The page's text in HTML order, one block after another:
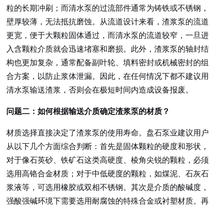
粒的长期冲刷；而清水泵的过流部件通常为铸铁或不锈钢，
壁厚较薄，无法抵抗磨蚀。从流道设计来看，渣浆泵的流道
更宽，便于大颗粒固体通过，而清水泵的流道较窄，一旦进
入含颗粒介质就会迅速堵塞和磨损。此外，渣浆泵的轴封结
构也更加复杂，通常配备副叶轮、填料密封或机械密封的组
合方案，以防止浆体泄漏。因此，在任何情况下都不建议用
清水泵输送渣浆，否则会在极短时间内造成设备报废。
问题二：如何根据输送介质确定渣浆泵的材质？
材质选择直接决定了渣浆泵的使用寿命。盘石泵业建议用户
从以下几个方面综合判断：首先是固体颗粒的硬度和形状，
对于像石英砂、铁矿石这类高硬度、棱角尖锐的颗粒，必须
选用高铬合金材质；对于中低硬度的颗粒，如煤泥、石灰石
浆液等，可选用橡胶或双相不锈钢。其次是介质的酸碱度，
强酸强碱环境下需要选用耐腐蚀的特殊合金或衬塑材质。再